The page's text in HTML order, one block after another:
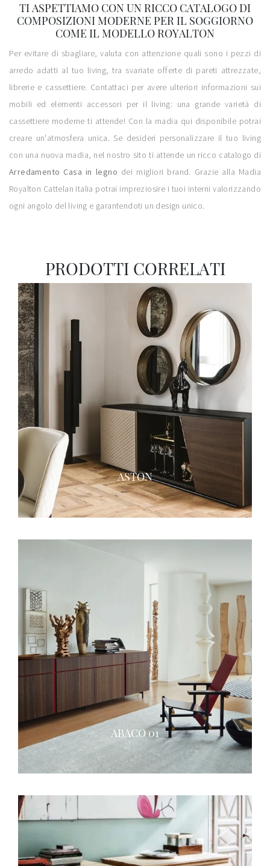
TI ASPETTIAMO CON UN RICCO CATALOGO DI
COMPOSIZIONI MODERNE PER IL SOGGIORNO
COME IL MODELLO ROYALTON
Per evitare di sbagliare, valuta con attenzione quali sono i pezzi di
arredo adatti al tuo living, tra svariate offerte di pareti attrezzate,
librerie e cassettiere. Contattaci per avere ulteriori informazioni sui
mobili ed elementi accessori per il living: una grande varietà di
cassettiere moderne ti attende! Con la madia qui disponibile potrai
creare un'atmosfera unica. Se desideri personalizzare il tuo living
con una nuova madia, nel nostro sito ti attende un ricco catalogo di
Arredamento Casa in legno dei migliori brand. Grazie alla Madia
Royalton Cattelan Italia potrai impreziosire i tuoi interni valorizzando
ogni angolo del living e garantendoti un design unico.
PRODOTTI CORRELATI
ASTON
ABACO 01